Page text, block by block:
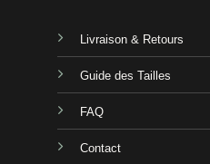
Livraison & Retours
Guide des Tailles
FAQ
Contact